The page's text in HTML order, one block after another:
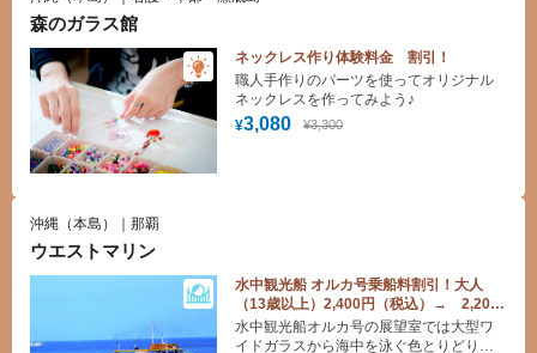
森のガラス館
ネックレス作り体験料金 割引！
¥3,080 ¥3,300
職人手作りのパーツを使ってオリジナル
ネックレスを作ってみよう♪
沖縄（本島）｜那覇
ウエストマリン
水中観光船 オルカ号乗船料割引！大人
（13歳以上）2,400円（税込）→ 2,200
円（税込）小人（6歳～12歳）1,200円
（税込）→ 1,000円（税込）
水中観光船オルカ号の展望室では大型ワ
イドガラスから海中を泳ぐ色とりどりの